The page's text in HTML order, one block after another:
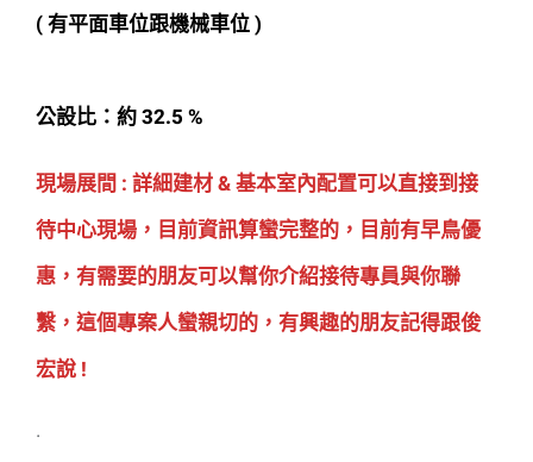
( 有平面車位跟機械車位 )
公設比：約 32.5 %
現場展間 : 詳細建材 & 基本室內配置可以直接到接
待中心現場，目前資訊算蠻完整的，目前有早鳥優
惠，有需要的朋友可以幫你介紹接待專員與你聯
繫 ，這個專案人蠻親切的，有興趣的朋友記得跟俊
宏說 !
.